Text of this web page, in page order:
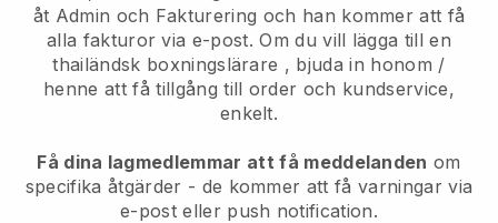
åt Admin och Fakturering och han kommer att få
alla fakturor via e-post.Om du vill lägga till en
thailändsk boxningslärare , bjuda in honom /
henne att få tillgång till order och kundservice,
enkelt.
Få dina lagmedlemmar att få meddelanden om
specifika åtgärder - de kommer att få varningar via
e-post eller push notification.